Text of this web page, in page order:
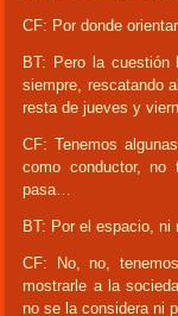
CF: Por donde
BT: Pero la cuestión
siempre, rescatando
resta de jueves y
CF: Tenemos
como conductor,
pasa…
BT: Por el espacio,
CF: No, no,
mostrarle a la
no se la considera ni